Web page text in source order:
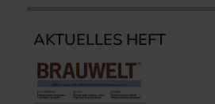
AKTUELLES HEFT